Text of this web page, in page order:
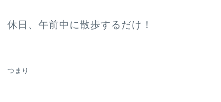
休日、午前中に散歩するだけ！
つまり